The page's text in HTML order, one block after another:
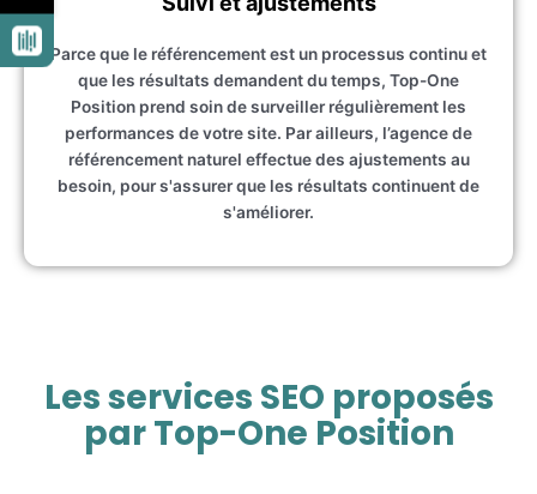
Parce que le référencement est un processus continu et
que les résultats demandent du temps, Top-One
Position prend soin de surveiller régulièrement les
performances de votre site. Par ailleurs, l’agence de
référencement naturel effectue des ajustements au
besoin, pour s'assurer que les résultats continuent de
s'améliorer.
Les services SEO proposés
par Top-One Position